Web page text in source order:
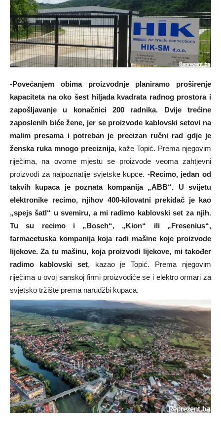
-Povećanjem obima proizvodnje planiramo proširenje
kapaciteta na oko šest hiljada kvadrata radnog prostora i
zapošljavanje u konačnici 200 radnika. Dvije trećine
zaposlenih biće žene, jer se proizvode kablovski setovi na
malim presama i potreban je precizan ručni rad gdje je
ženska ruka mnogo preciznija, kaže Topić. Prema njegovim
riječima, na ovome mjestu se proizvode veoma zahtjevni
proizvodi za najpoznatije svjetske kupce. -Recimo, jedan od
takvih kupaca je poznata kompanija „ABB“. U svijetu
elektronike recimo, njihov 400-kilovatni prekidač je kao
„spejs šatl“ u svemiru, a mi radimo kablovski set za njih.
Tu su recimo i „Bosch“, „Kion“ ili „Fresenius“,
farmacetuska kompanija koja radi mašine koje proizvode
lijekove. Za tu mašinu, koja proizvodi lijekove, mi također
radimo kablovski set, kazao je Topić. Prema njegovim
riječima u ovoj sanskoj firmi proizvodiće se i elektro ormari za
svjetsko tržište prema narudžbi kupaca.